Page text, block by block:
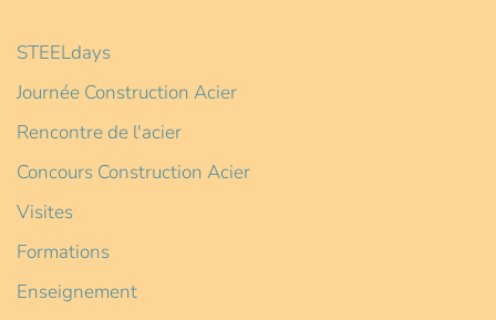
STEELdays
Journée Construction Acier
Rencontre de l'acier
Concours Construction Acier
Visites
Formations
Enseignement